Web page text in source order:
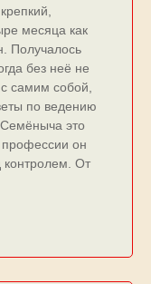
месяца как
Получалось
без неё не
самим собой,
по ведению
это
профессии он
контролем. От